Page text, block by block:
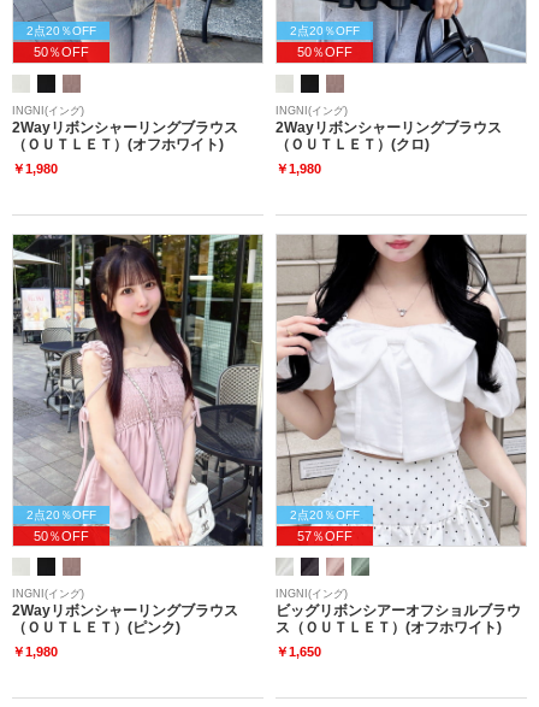
2点20％OFF
50％OFF
INGNI(イング)
2Wayリボンシャーリングブラウス
（ＯＵＴＬＥＴ）(オフホワイト)
￥1,980
2点20％OFF
50％OFF
INGNI(イング)
2Wayリボンシャーリングブラウス
（ＯＵＴＬＥＴ）(クロ)
￥1,980
2点20％OFF
50％OFF
INGNI(イング)
2Wayリボンシャーリングブラウス
（ＯＵＴＬＥＴ）(ピンク)
￥1,980
2点20％OFF
57％OFF
INGNI(イング)
ビッグリボンシアーオフショルブラウ
ス（ＯＵＴＬＥＴ）(オフホワイト)
￥1,650